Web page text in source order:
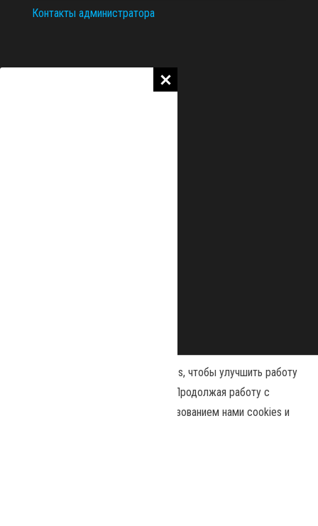
Контакты администратора
Наш сайт использует файлы cookies, чтобы улучшить работу
и повысить эффективность сайта. Продолжая работу с
сайтом, вы соглашаетесь с использованием нами cookies и